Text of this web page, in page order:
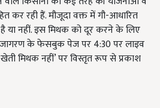
कर रही हैं. मौजूदा वक्त में गौ-आधारित
या नहीं. इस मिथक को दूर करने के लिए
के फेसबुक पेज पर 4:30 पर लाइव
मिथक नहीं’ पर विस्तृत रूप से प्रकाश